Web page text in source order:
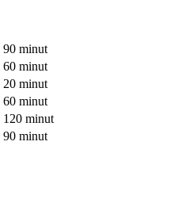
90 minut
60 minut
20 minut
60 minut
120 minut
90 minut